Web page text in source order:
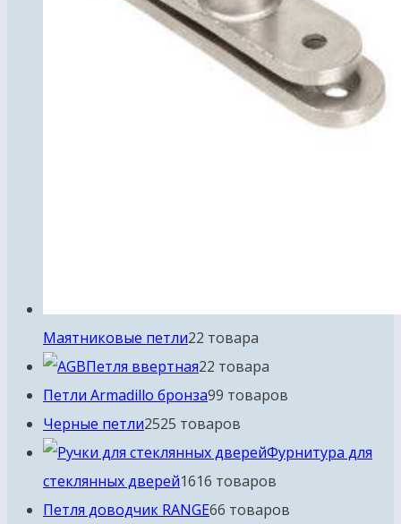
Маятниковые петли22 товара
Петля ввертная22 товара
Петли Armadillo бронза99 товаров
Черные петли2525 товаров
Фурнитура для
стеклянных дверей1616 товаров
Петля доводчик RANGE66 товаров